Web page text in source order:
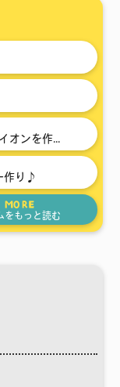
オンを作...
作り♪
MORE
をもっと読む